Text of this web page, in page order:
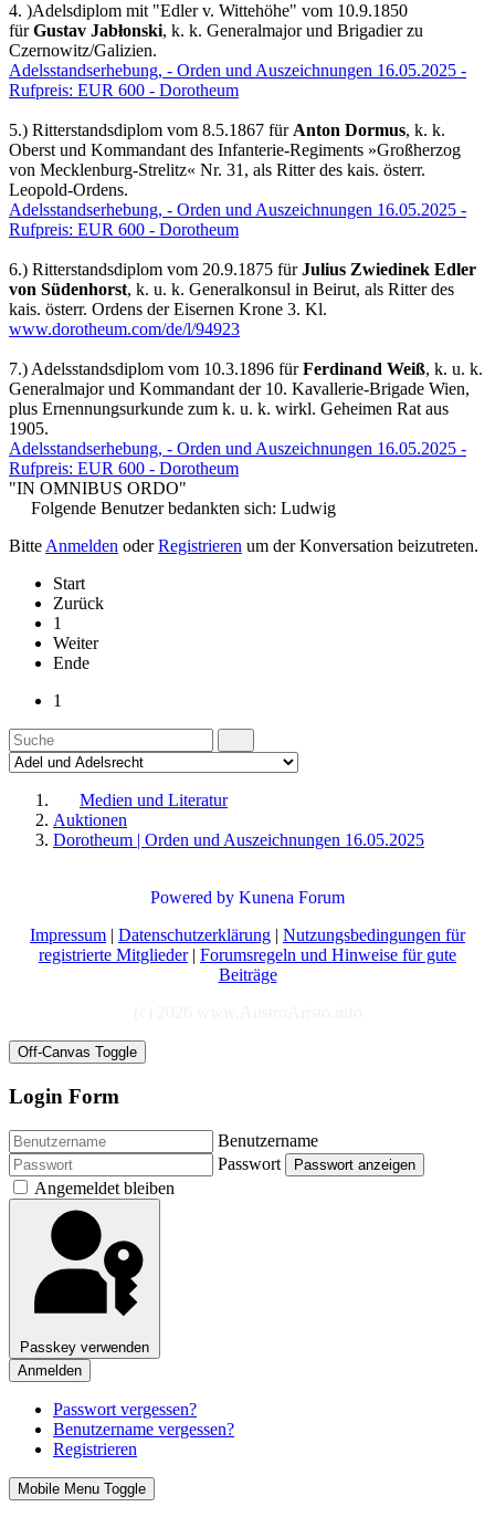
4. )Adelsdiplom mit "Edler v. Wittehöhe" vom 10.9.1850
fürGustav Jabłonski, k. k. Generalmajor und Brigadier zu
Czernowitz/Galizien.
Adelsstandserhebung, - Orden und Auszeichnungen 16.05.2025 -
Rufpreis: EUR 600 - Dorotheum
5.) Ritterstandsdiplom vom 8.5.1867 für Anton Dormus, k. k.
Oberst und Kommandant des Infanterie-Regiments »Großherzog
von Mecklenburg-Strelitz« Nr. 31, als Ritter des kais. österr.
Leopold-Ordens.
Adelsstandserhebung, - Orden und Auszeichnungen 16.05.2025 -
Rufpreis: EUR 600 - Dorotheum
6.) Ritterstandsdiplom vom 20.9.1875 fürJulius Zwiedinek Edler
von Südenhorst, k. u. k. Generalkonsul in Beirut, als Ritter des
kais. österr. Ordens der Eisernen Krone 3. Kl.
www.dorotheum.com/de/l/94923
7.) Adelsstandsdiplom vom 10.3.1896 fürFerdinand Weiß, k. u. k.
Generalmajor und Kommandant der 10. Kavallerie-Brigade Wien,
plus Ernennungsurkunde zum k. u. k. wirkl. Geheimen Rat aus
1905.
Adelsstandserhebung, - Orden und Auszeichnungen 16.05.2025 -
Rufpreis: EUR 600 - Dorotheum
"IN OMNIBUS ORDO"
Folgende Benutzer bedankten sich: Ludwig
Bitte Anmelden oderRegistrieren um der Konversation beizutreten.
Start
Zurück
1
Weiter
Ende
1
Medien und Literatur
Auktionen
Dorotheum | Orden und Auszeichnungen 16.05.2025
Powered by Kunena Forum
Impressum | Datenschutzerklärung | Nutzungsbedingungen für
registrierte Mitglieder| Forumsregeln und Hinweise für gute
Beiträge
Off-Canvas Toggle
Login Form
Benutzername
Passwort
Passwort anzeigen
Angemeldet bleiben
Passkey verwenden
Anmelden
Passwort vergessen?
Benutzername vergessen?
Registrieren
Mobile Menu Toggle